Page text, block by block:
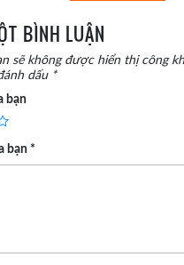
BÌNH LUẬN
sẽ không được hiển thị công
dấu *
bạn
bạn *